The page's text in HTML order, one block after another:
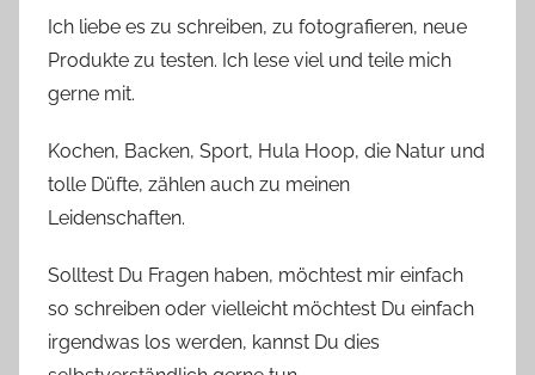
Ich liebe es zu schreiben, zu fotografieren, neue
Produkte zu testen. Ich lese viel und teile mich
gerne mit.
Kochen, Backen, Sport, Hula Hoop, die Natur und
tolle Düfte, zählen auch zu meinen
Leidenschaften.
Solltest Du Fragen haben, möchtest mir einfach
so schreiben oder vielleicht möchtest Du einfach
irgendwas los werden, kannst Du dies